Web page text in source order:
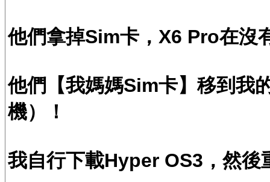
他們拿掉Sim卡，X6 Pro在沒
他們【我媽媽Sim卡】移到我
機）！
我自行下載Hyper OS3，然後